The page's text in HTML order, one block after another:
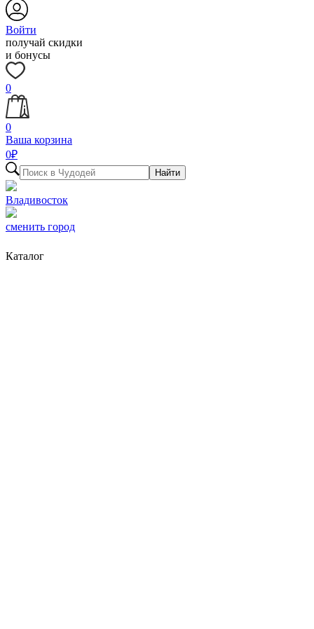
Войти
получай скидки
и бонусы
0
0
Ваша корзина
0₽
Найти
Владивосток
сменить город
Каталог